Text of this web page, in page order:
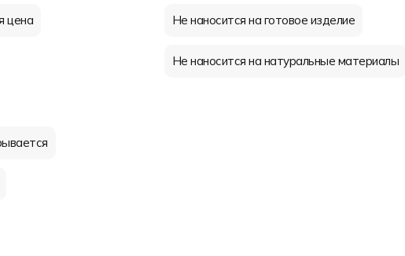
цена Не наносится на готовое изделие
Не наносится на натуральные материалы